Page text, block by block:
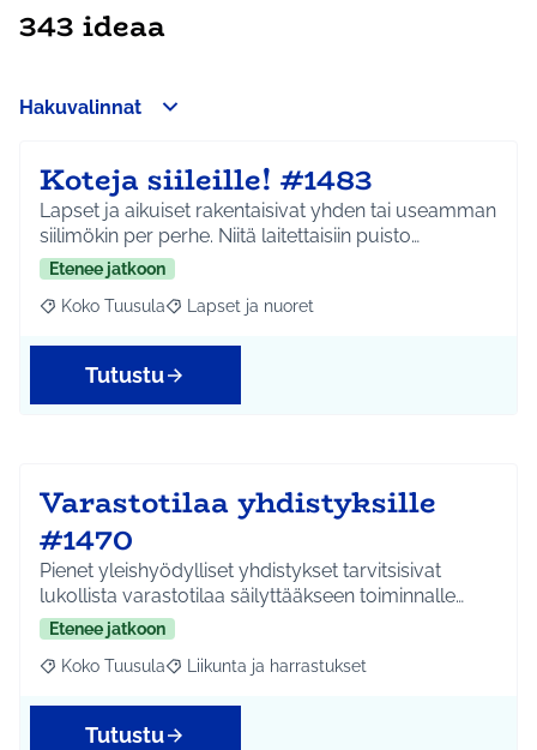
343 ideaa
Hakuvalinnat
Koteja siileille! #1483
Lapset ja aikuiset rakentaisivat yhden tai useamman
siilimökin per perhe. Niitä laitettaisiin puisto…
Etenee jatkoon
Rajaa tulokset aihepiirin mukaan: Koko Tuusula
Koko Tuusula Rajaa tulokset teeman mukaan: Lapset ja
Lapset ja nuoret
Tutustu
Varastotilaa yhdistyksille
#1470
Pienet yleishyödylliset yhdistykset tarvitsisivat
lukollista varastotilaa säilyttääkseen toiminnalle…
Etenee jatkoon
Rajaa tulokset aihepiirin mukaan: Koko Tuusula
Koko Tuusula Rajaa tulokset teeman mukaan: Liikunta ja
Liikunta ja harrastukset
Tutustu